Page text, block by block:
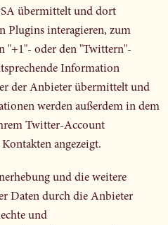
übermittelt und dort
Plugins interagieren, zum
"+1"- oder den "Twittern"-
Information
der Anbieter übermittelt und
werden außerdem in dem
Twitter-Account
angezeigt.
und die weitere
Daten durch die Anbieter
und